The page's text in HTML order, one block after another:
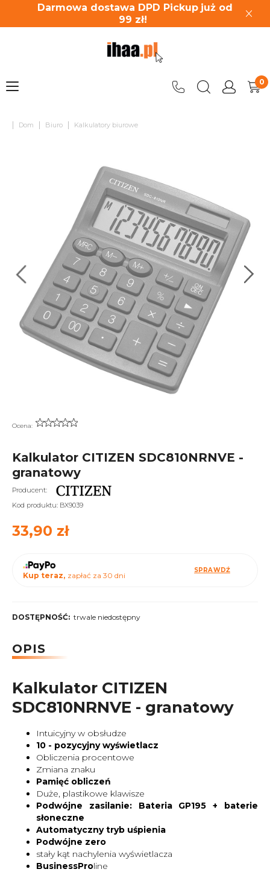
Darmowa dostawa DPD Pickup już od
99 zł!
| Dom | Biuro | Kalkulatory biurowe
Ocena:
Kalkulator CITIZEN SDC810NRNVE -
granatowy
Producent:
Kod produktu: BX9039
33,90 zł
Kup teraz, zapłać za 30 dni
SPRAWDŹ
DOSTĘPNOŚĆ: trwale niedostępny
OPIS
Kalkulator CITIZEN
SDC810NRNVE - granatowy
Intuicyjny w obsłudze
10 - pozycyjny wyświetlacz
Obliczenia procentowe
Zmiana znaku
Pamięć obliczeń
Duże, plastikowe klawisze
Podwójne zasilanie: Bateria GP195 + baterie
słoneczne
Automatyczny tryb uśpienia
Podwójne zero
stały kąt nachylenia wyświetlacza
BusinessProline